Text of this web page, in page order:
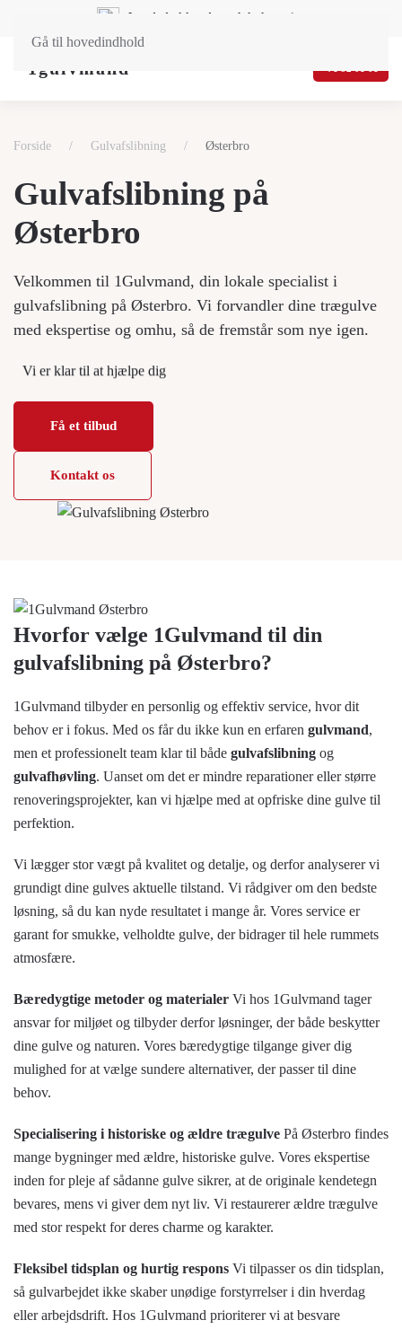
Gå til hovedindhold
Landsdækkende og lokal service
Forside Gulvafslibning Østerbro
Gulvafslibning på
Østerbro
Velkommen til 1Gulvmand, din lokale specialist i
gulvafslibning på Østerbro. Vi forvandler dine trægulve
med ekspertise og omhu, så de fremstår som nye igen.
Vi er klar til at hjælpe dig
Få et tilbud
Kontakt os
Hvorfor vælge 1Gulvmand til din
gulvafslibning på Østerbro?
1Gulvmand tilbyder en personlig og effektiv service, hvor dit
behov er i fokus. Med os får du ikke kun en erfaren gulvmand,
men et professionelt team klar til både gulvafslibning og
gulvafhøvling. Uanset om det er mindre reparationer eller større
renoveringsprojekter, kan vi hjælpe med at opfriske dine gulve til
perfektion.
Vi lægger stor vægt på kvalitet og detalje, og derfor analyserer vi
grundigt dine gulves aktuelle tilstand. Vi rådgiver om den bedste
løsning, så du kan nyde resultatet i mange år. Vores service er
garant for smukke, velholdte gulve, der bidrager til hele rummets
atmosfære.
Bæredygtige metoder og materialer Vi hos 1Gulvmand tager
ansvar for miljøet og tilbyder derfor løsninger, der både beskytter
dine gulve og naturen. Vores bæredygtige tilgange giver dig
mulighed for at vælge sundere alternativer, der passer til dine
behov.
Specialisering i historiske og ældre trægulve På Østerbro findes
mange bygninger med ældre, historiske gulve. Vores ekspertise
inden for pleje af sådanne gulve sikrer, at de originale kendetegn
bevares, mens vi giver dem nyt liv. Vi restaurerer ældre trægulve
med stor respekt for deres charme og karakter.
Fleksibel tidsplan og hurtig respons Vi tilpasser os din tidsplan,
så gulvarbejdet ikke skaber unødige forstyrrelser i din hverdag
eller arbejdsdrift. Hos 1Gulvmand prioriterer vi at besvare